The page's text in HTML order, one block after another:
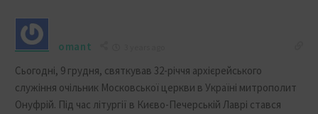
omant
Сьогодні, 9 грудня, святкував 32-річчя архієрейського
служіння очільник Московської церкви в Україні митрополит
Онуфрій. Під час літургії в Києво-Печерській Лаврі стався